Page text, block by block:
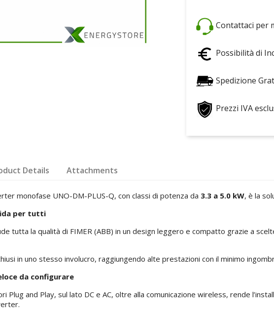
Contattaci per
Possibilità di
Spedizione
Prezzi IVA
Details Attachments
monofase UNO-DM-PLUS-Q, con classi di potenza da 3.3 a 5.0 kW, è la
per tutti
tutta la qualità di FIMER (ABB) in un design leggero e compatto grazie a
in uno stesso involucro, raggiungendo alte prestazioni con il minimo
da configurare
Plug and Play, sul lato DC e AC, oltre alla comunicazione wireless, rende